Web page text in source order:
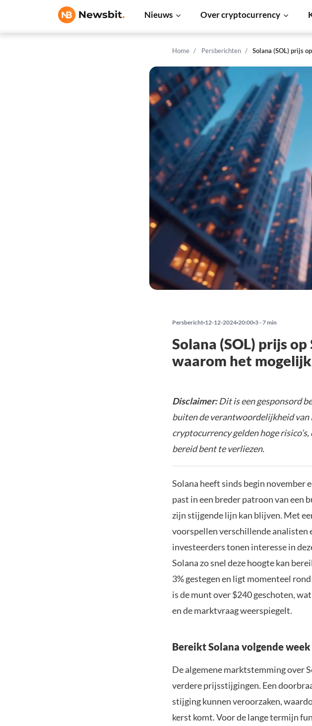
Nieuws Over cryptocurrency
Home Persberichten Solana (SOL) prijs
Persbericht 12-12-2024 20:00 3 - 7 min
Solana (SOL) prijs
waarom het
Disclaimer:Dit is een gesponsord
buiten de verantwoordelijkheid
cryptocurrency gelden hoge
bereid bent te verliezen.
Solana heeft sinds begin november
past in een breder patroon van een
zijn stijgende lijn kan blijven. Met
voorspellen verschillende analisten
investeerders tonen interesse in
Solana zo snel deze hoogte kan
3% gestegen en ligt momenteel
is de munt over $240 geschoten,
en de marktvraag weerspiegelt.
Bereikt Solana volgende
De algemene marktstemming over
verdere prijsstijgingen. Een
stijging kunnen veroorzaken,
kerst komt. Voor de lange termijn